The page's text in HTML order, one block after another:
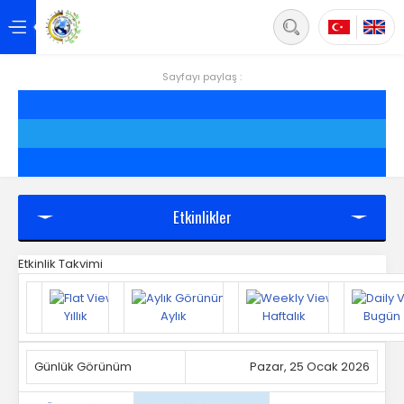
Hakkımızda
Projeler
Siirt
Yönetim
Mevzuat
Sayfayı paylaş :
Etkinlikler
Etkinlik Takvimi
Yıllık Aylık Haftalık Bugün
Günlük Görünüm Pazar, 25 Ocak 2026